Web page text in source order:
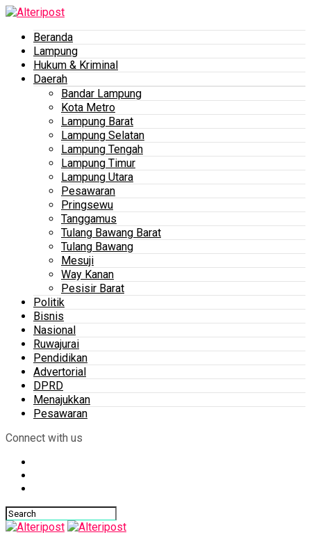
Beranda
Lampung
Hukum & Kriminal
Daerah
Bandar Lampung
Kota Metro
Lampung Barat
Lampung Selatan
Lampung Tengah
Lampung Timur
Lampung Utara
Pesawaran
Pringsewu
Tanggamus
Tulang Bawang Barat
Tulang Bawang
Mesuji
Way Kanan
Pesisir Barat
Politik
Bisnis
Nasional
Ruwajurai
Pendidikan
Advertorial
DPRD
Menajukkan
Pesawaran
Connect with us